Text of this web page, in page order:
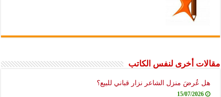
مقالات أخرى لنفس الكاتب
هل عُرضَ منزل الشاعر نزار قباني للبيع؟
15/07/2026